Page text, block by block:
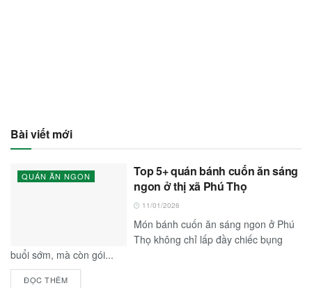
Bài viết mới
QUÁN ĂN NGON
Top 5+ quán bánh cuốn ăn sáng
ngon ở thị xã Phú Thọ
11/01/2026
Món bánh cuốn ăn sáng ngon ở Phú
Thọ không chỉ lấp đầy chiếc bụng
buổi sớm, mà còn gói...
ĐỌC THÊM